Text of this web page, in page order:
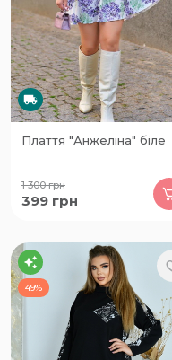
Плаття "Анжеліна" біле
1 300грн
399 грн
49%